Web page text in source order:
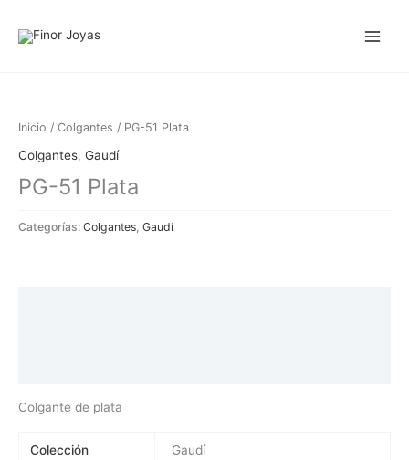
Inicio / Colgantes / PG-51 Plata
Colgantes, Gaudí
PG-51 Plata
Categorías: Colgantes Gaudí
Colgante de plata
Colección Gaudí